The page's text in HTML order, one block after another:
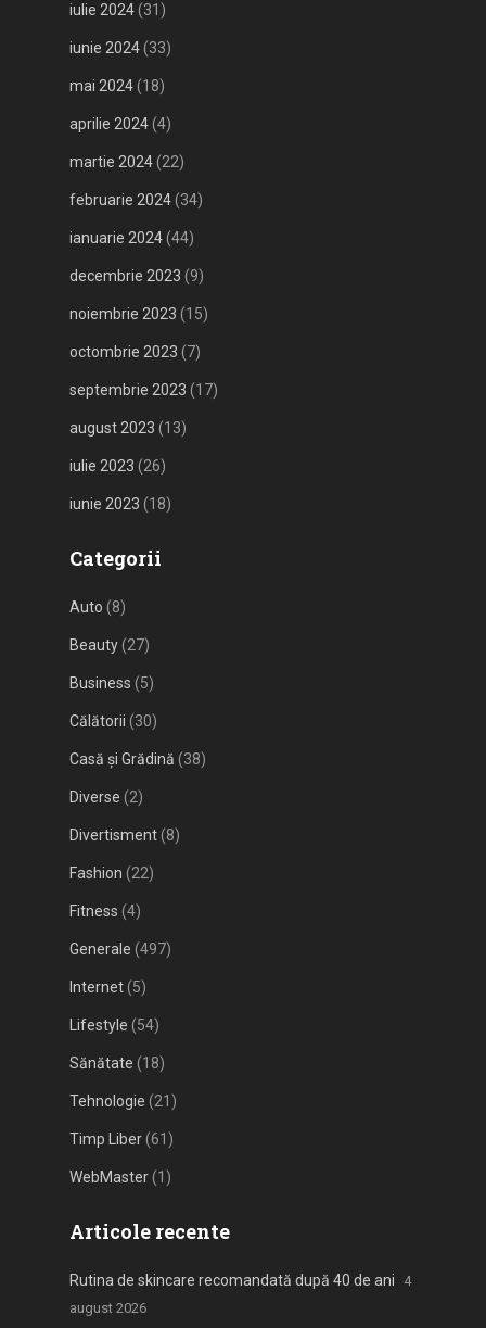
iulie 2024(31)
iunie 2024(33)
mai 2024(18)
aprilie 2024(4)
martie 2024(22)
februarie 2024(34)
ianuarie 2024(44)
decembrie 2023 (9)
noiembrie 2023 (15)
octombrie 2023 (7)
septembrie 2023 (17)
august 2023 (13)
iulie 2023 (26)
iunie 2023 (18)
Categorii
Auto (8)
Beauty(27)
Business (5)
Călătorii (30)
Casă și Grădină (38)
Diverse (2)
Divertisment(8)
Fashion (22)
Fitness (4)
Generale (497)
Internet(5)
Lifestyle (54)
Sănătate (18)
Tehnologie (21)
Timp Liber(61)
WebMaster(1)
Articole recente
Rutina de skincare recomandată după 40 de ani
4
august 2026